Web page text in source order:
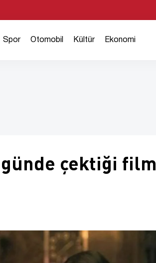
Spor Otomobil Kültür Ekonomi
günde çektiği film